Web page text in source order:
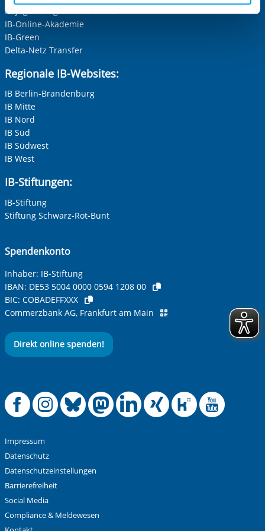
aufgerufenen und somit gewünschten Website-
Funktionen sind. Diese Cookies setzen wir aufgrund
berechtigter Interessen und daher unabhängig von einer
Einwilligung.
IB-Jugendmigrationsdienste
IB-Online-Akademie
IB-Green
Delta-Netz Transfer
Regionale IB-Websites:
IB Berlin-Brandenburg
IB Mitte
IB Nord
IB Süd
IB Südwest
IB West
IB-Stiftungen:
IB-Stiftung
Stiftung Schwarz-Rot-Bunt
Spendenkonto
Inhaber: IB-Stiftung
IBAN: DE53 5004 0000 0594 1208 00
BIC: COBADEFFXXX
Commerzbank AG, Frankfurt am Main
Direkt online spenden!
Offizielle
Offizielle
Offizielle
Offizielle
Offizielle
Impressum
Datenschutz
Datenschutzeinstellungen
Barrierefreiheit
Social Media
Compliance & Meldewesen